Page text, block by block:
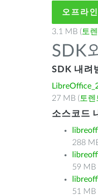
오프라
3.1 MB ( 토
SDK
SDK 내려
27 MB ( 토렌
소스코드
288
59 MB
51 MB